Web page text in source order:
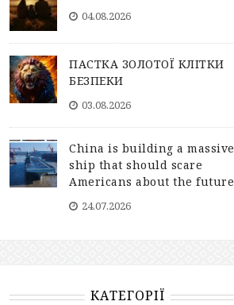
04.08.2026
ПАСТКА ЗОЛОТОЇ КЛІТКИ
БЕЗПЕКИ
03.08.2026
China is building a massive
ship that should scare
Americans about the future
24.07.2026
КАТЕГОРІЇ